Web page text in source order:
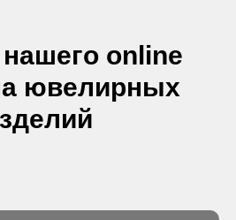
нашего online
ювелирных